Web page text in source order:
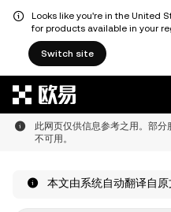
Looks like you're in the United
for products available in your
Switch site
此网页仅供信息参考之用。部
不可用。
本文由系统自动翻译自原